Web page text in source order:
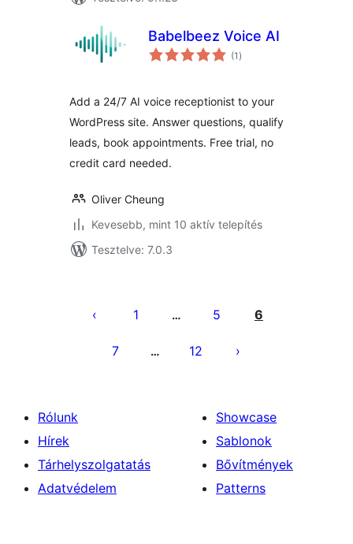
Babelbeez Voice AI
(1 értékelés
összesen
)
Add a 24/7 AI voice receptionist to your
WordPress site. Answer questions, qualify
leads, book appointments. Free trial, no
credit card needed.
Oliver Cheung
Kevesebb, mint 10 aktív telepítés
Tesztelve: 7.0.3
lapozása
1 … 5 6
7 … 12
Rólunk
Hírek
Tárhelyszolgatatás
Adatvédelem
Showcase
Sablonok
Bővítmények
Patterns